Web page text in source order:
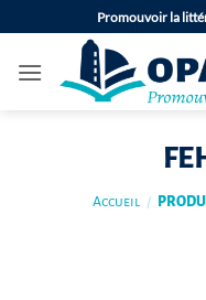
au
contenu
Promouvoir la
Accueil /